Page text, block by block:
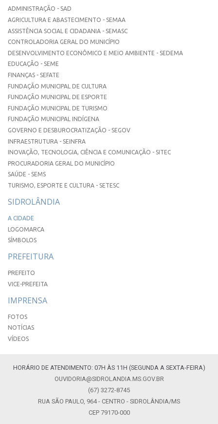
ADMINISTRAÇÃO - SAD
AGRICULTURA E ABASTECIMENTO - SEMAA
ASSISTÊNCIA SOCIAL E CIDADANIA - SEMASC
CONTROLADORIA GERAL DO MUNICÍPIO
DESENVOLVIMENTO ECONÔMICO E MEIO AMBIENTE - SEDEMA
EDUCAÇÃO - SEME
FINANÇAS - SEFATE
FUNDAÇÃO MUNICIPAL DE CULTURA
FUNDAÇÃO MUNICIPAL DE ESPORTE
FUNDAÇÃO MUNICIPAL DE TURISMO
FUNDAÇÃO MUNICIPAL INDÍGENA
GOVERNO E DESBUROCRATIZAÇÃO - SEGOV
INFRAESTRUTURA - SEINFRA
INOVAÇÃO, TECNOLOGIA, CIÊNCIA E COMUNICAÇÃO - SITEC
PROCURADORIA GERAL DO MUNICÍPIO
SAÚDE - SEMS
TURISMO, ESPORTE E CULTURA - SETESC
SIDROLÂNDIA
A CIDADE
LOGOMARCA
SÍMBOLOS
PREFEITURA
PREFEITO
VICE-PREFEITA
IMPRENSA
FOTOS
NOTÍCIAS
VÍDEOS
HORÁRIO DE ATENDIMENTO: 07H ÀS 11H (SEGUNDA A SEXTA-FEIRA)
OUVIDORIA@SIDROLANDIA.MS.GOV.BR
(67) 3272-8745
RUA SÃO PAULO, 964 - CENTRO - SIDROLÂNDIA/MS
CEP 79170-000